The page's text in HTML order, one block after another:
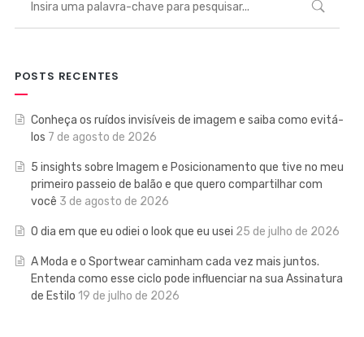
POSTS RECENTES
Conheça os ruídos invisíveis de imagem e saiba como evitá-
los 7 de agosto de 2026
5 insights sobre Imagem e Posicionamento que tive no meu
primeiro passeio de balão e que quero compartilhar com
você 3 de agosto de 2026
O dia em que eu odiei o look que eu usei 25 de julho de 2026
A Moda e o Sportwear caminham cada vez mais juntos.
Entenda como esse ciclo pode influenciar na sua Assinatura
de Estilo 19 de julho de 2026